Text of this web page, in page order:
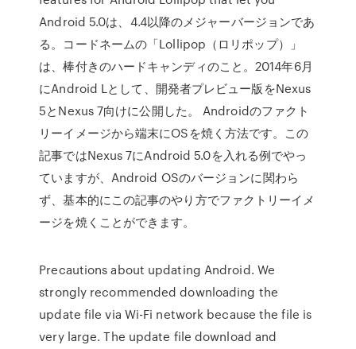
Android 5.0は、4.4以降のメジャーバージョンであ
る。コードネームの「Lollipop（ロリポップ）」
は、棒付きのハードキャンディのこと。2014年6月
にAndroid Lとして、開発者プレビュー版をNexus
5とNexus 7向けに公開した。 Androidのファクト
リーイメージから端末にOSを焼く方法です。この
記事ではNexus 7にAndroid 5.0を入れる例でやっ
ていますが、Android OSのバージョンに関わら
ず、基本的にこの記事のやり方でファクトリーイメ
ージを焼くことができます。
Precautions about updating Android. We
strongly recommended downloading the
update file via Wi-Fi network because the file is
very large. The update file download and